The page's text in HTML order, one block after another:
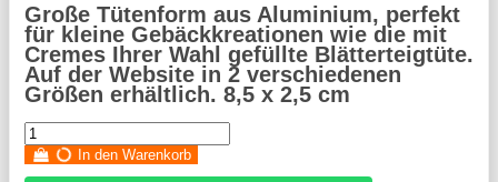
Große Tütenform aus Aluminium, perfekt
für kleine Gebäckkreationen wie die mit
Cremes Ihrer Wahl gefüllte Blätterteigtüte.
Auf der Website in 2 verschiedenen
Größen erhältlich. 8,5 x 2,5 cm
In den Warenkorb